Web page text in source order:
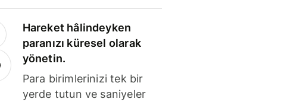
Hareket hâlindeyken
paranızı küresel olarak
yönetin.
Para birimlerinizi tek bir
yerde tutun ve saniyeler